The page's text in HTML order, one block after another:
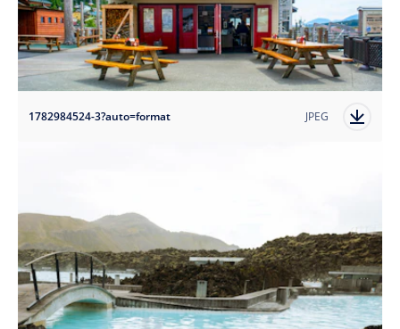
1782984524-3?auto=format JPEG